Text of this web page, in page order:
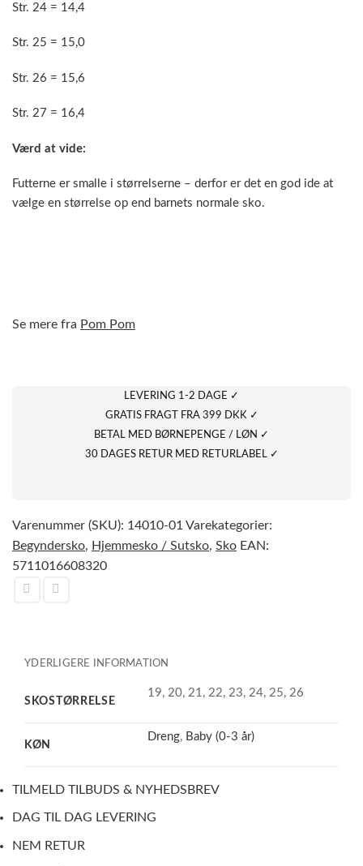
Str. 24 = 14,4
Str. 25 = 15,0
Str. 26 = 15,6
Str. 27 = 16,4
Værd at vide:
Futterne er smalle i størrelserne – derfor er det en god ide at
vælge en størrelse op end barnets normale sko.
Se mere fra Pom Pom
LEVERING 1-2 DAGE ✓
GRATIS FRAGT FRA 399 DKK ✓
BETAL MED BØRNEPENGE / LØN ✓
30 DAGES RETUR MED RETURLABEL ✓
Varenummer (SKU): 14010-01Varekategorier:
Begyndersko, Hjemmesko / Sutsko, Sko EAN:
5711016608320
YDERLIGERE INFORMATION
SKOSTØRRELSE
19, 20, 21, 22, 23, 24, 25, 26
KØN
Dreng, Baby (0-3 år)
TILMELD TILBUDS & NYHEDSBREV
DAG TIL DAG LEVERING
NEM RETUR